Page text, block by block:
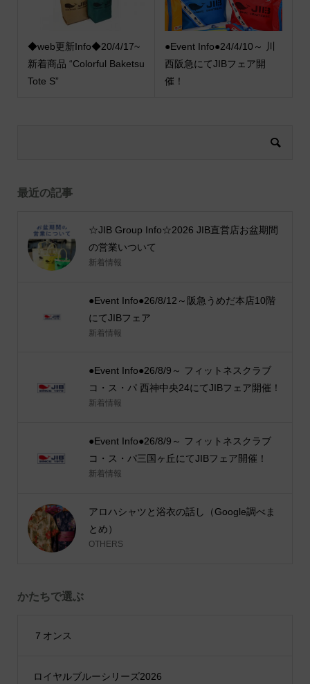
◆web更新Info◆20/4/17~
新着商品 “Colorful Baketsu
Tote S”
●Event Info●24/4/10～ 川
西阪急にてJIBフェア開
催！
最近の記事
☆JIB Group Info☆2026 JIB直営店お盆期間
の営業いついて
新着情報
●Event Info●26/8/12～阪急うめだ本店10階
にてJIBフェア
新着情報
●Event Info●26/8/9～ フィットネスクラブ
コ・ス・パ 西神中央24にてJIBフェア開催！
新着情報
●Event Info●26/8/9～ フィットネスクラブ
コ・ス・パ三国ヶ丘にてJIBフェア開催！
新着情報
アロハシャツと浴衣の話し（Google調べま
とめ）
OTHERS
かたちで選ぶ
７オンス
ロイヤルブルーシリーズ2026